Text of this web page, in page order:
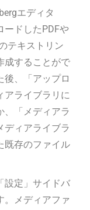
エディタ
ードしたPDFや
テキストリン
成することがで
後、「アップロ
アライブラリに
、「メディアラ
ディアライブラ
既存のファイル
設定」サイドバ
。メディアファ